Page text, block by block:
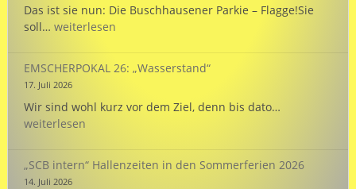
für
Das ist sie nun: Die Buschhausener Parkie – Flagge!Sie
soll… Flagge
weiterlesen
EMSCHERPOKAL 26: „Wasserstand“
17. Juli 2026
Wir sind wohl kurz vor dem Ziel, denn bis dato…
weiterlesen
„SCB intern“ Hallenzeiten in den Sommerferien 2026
14. Juli 2026